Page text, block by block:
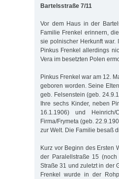
Bartelsstraße 7/11
Vor dem Haus in der
Familie Frenkel erinnern,
sie polnischer Herkunft war.
Pinkus Frenkel allerdings
Vera im besetzten Polen
Pinkus Frenkel war am 12.
geboren worden. Seine
geb. Felsenstein (geb.
Ihre sechs Kinder, neben
16.1.1906) und
Firma/Frymeta (geb.
zur Welt. Die Familie besaß
Kurz vor Beginn des Ersten
der Paralellstraße 15
Straße 31 und zuletzt in der
Frenkel wurde in der